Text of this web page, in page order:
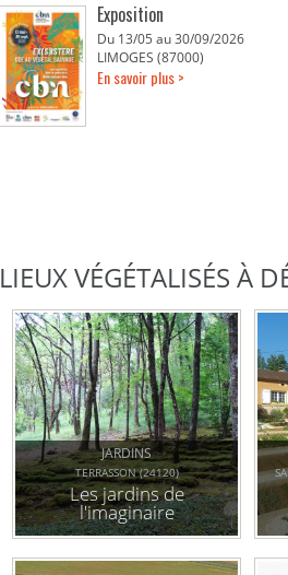
Exposition
Du 13/05 au 30/09/2026
LIMOGES (87000)
En savoir plus >
LIEUX VÉGÉTALISÉS À
JARDINS
TERRASSON (24120)
Les jardins de
l'imaginaire